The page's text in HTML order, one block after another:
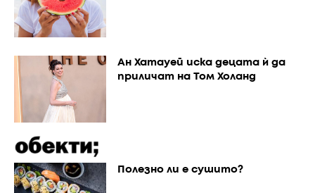
Ан Хатауей иска децата ѝ да
приличат на Том Холанд
Полезно ли е сушито?